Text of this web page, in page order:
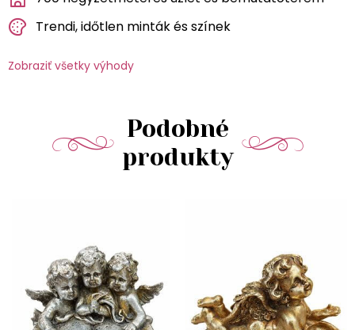
Trendi, időtlen minták és színek
Zobraziť všetky výhody
Podobné
produkty